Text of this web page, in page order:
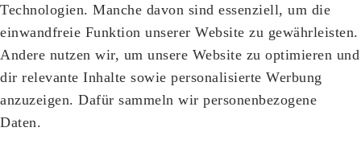
Technologien. Manche davon sind essenziell, um die
einwandfreie Funktion unserer Website zu gewährleisten.
Andere nutzen wir, um unsere Website zu optimieren und
dir relevante Inhalte sowie personalisierte Werbung
anzuzeigen. Dafür sammeln wir personenbezogene
Daten.